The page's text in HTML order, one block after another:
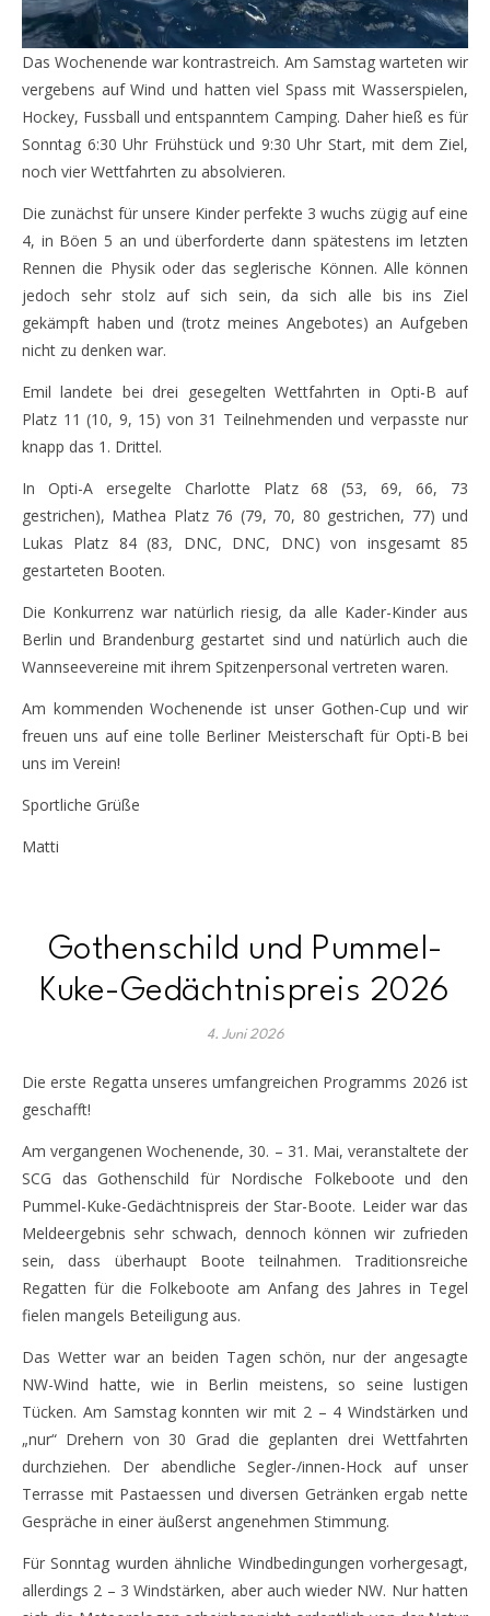
Das Wochenende war kontrastreich. Am Samstag warteten wir
vergebens auf Wind und hatten viel Spass mit Wasserspielen,
Hockey, Fussball und entspanntem Camping. Daher hieß es für
Sonntag 6:30 Uhr Frühstück und 9:30 Uhr Start, mit dem Ziel,
noch vier Wettfahrten zu absolvieren.
Die zunächst für unsere Kinder perfekte 3 wuchs zügig auf eine
4, in Böen 5 an und überforderte dann spätestens im letzten
Rennen die Physik oder das seglerische Können. Alle können
jedoch sehr stolz auf sich sein, da sich alle bis ins Ziel
gekämpft haben und (trotz meines Angebotes) an Aufgeben
nicht zu denken war.
Emil landete bei drei gesegelten Wettfahrten in Opti-B auf
Platz 11 (10, 9, 15) von 31 Teilnehmenden und verpasste nur
knapp das 1. Drittel.
In Opti-A ersegelte Charlotte Platz 68 (53, 69, 66, 73
gestrichen), Mathea Platz 76 (79, 70, 80 gestrichen, 77) und
Lukas Platz 84 (83, DNC, DNC, DNC) von insgesamt 85
gestarteten Booten.
Die Konkurrenz war natürlich riesig, da alle Kader-Kinder aus
Berlin und Brandenburg gestartet sind und natürlich auch die
Wannseevereine mit ihrem Spitzenpersonal vertreten waren.
Am kommenden Wochenende ist unser Gothen-Cup und wir
freuen uns auf eine tolle Berliner Meisterschaft für Opti-B bei
uns im Verein!
Sportliche Grüße
Matti
Gothenschild und Pummel-
Kuke-Gedächtnispreis 2026
4. Juni 2026
Die erste Regatta unseres umfangreichen Programms 2026 ist
geschafft!
Am vergangenen Wochenende, 30. – 31. Mai, veranstaltete der
SCG das Gothenschild für Nordische Folkeboote und den
Pummel-Kuke-Gedächtnispreis der Star-Boote. Leider war das
Meldeergebnis sehr schwach, dennoch können wir zufrieden
sein, dass überhaupt Boote teilnahmen. Traditionsreiche
Regatten für die Folkeboote am Anfang des Jahres in Tegel
fielen mangels Beteiligung aus.
Das Wetter war an beiden Tagen schön, nur der angesagte
NW-Wind hatte, wie in Berlin meistens, so seine lustigen
Tücken. Am Samstag konnten wir mit 2 – 4 Windstärken und
„nur“ Drehern von 30 Grad die geplanten drei Wettfahrten
durchziehen. Der abendliche Segler-/innen-Hock auf unser
Terrasse mit Pastaessen und diversen Getränken ergab nette
Gespräche in einer äußerst angenehmen Stimmung.
Für Sonntag wurden ähnliche Windbedingungen vorhergesagt,
allerdings 2 – 3 Windstärken, aber auch wieder NW. Nur hatten